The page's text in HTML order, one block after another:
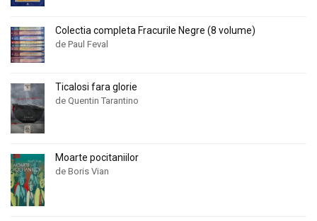
Colectia completa Fracurile Negre (8 volume)
de Paul Feval
Ticalosi fara glorie
de Quentin Tarantino
Moarte pocitaniilor
de Boris Vian